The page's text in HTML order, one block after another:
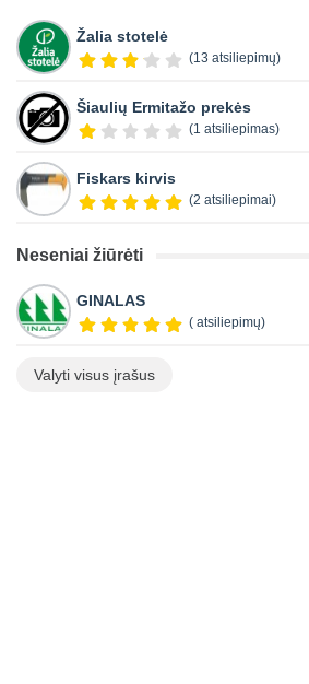
Žalia stotelė
(13 atsiliepimų)
Šiaulių Ermitažo prekės
(1 atsiliepimas)
Fiskars kirvis
(2 atsiliepimai)
Neseniai žiūrėti
GINALAS
( atsiliepimų)
Valyti visus įrašus